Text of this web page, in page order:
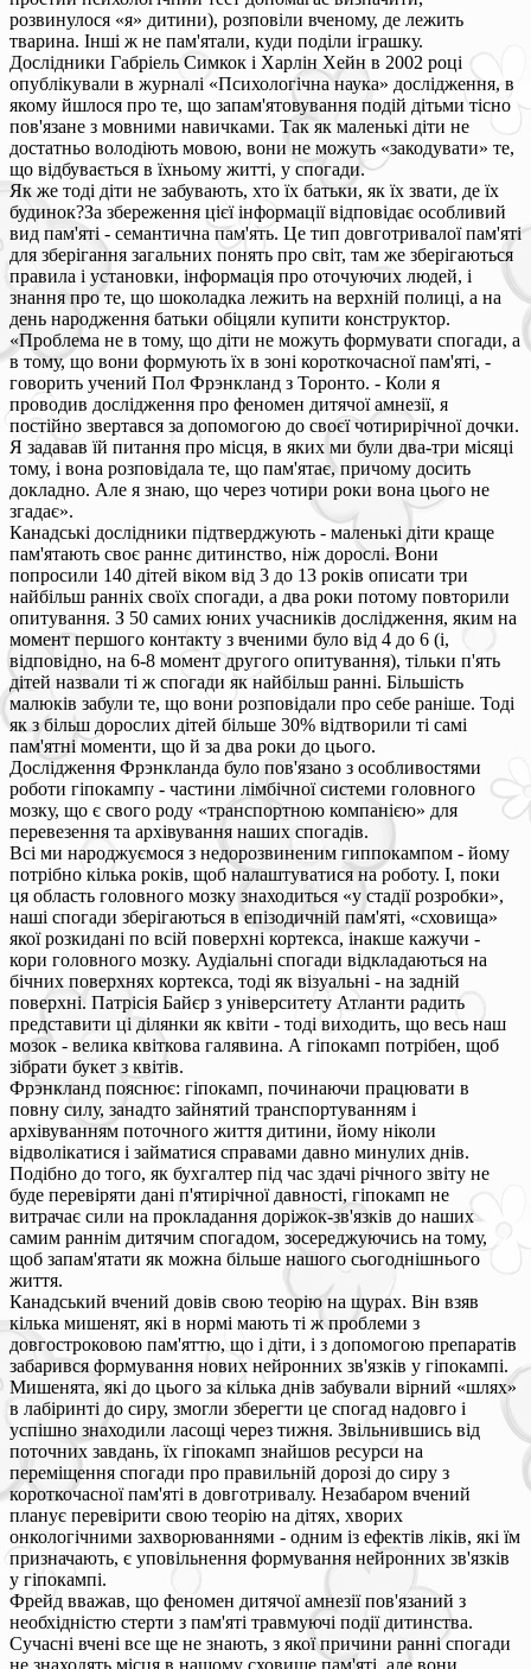
розвинулося «я» дитини), розповіли вченому, де лежить
тварина. Інші ж не пам'ятали, куди поділи іграшку.
Дослідники Габріель Симкок і Харлін Хейн в 2002 році
опублікували в журналі «Психологічна наука» дослідження, в
якому йшлося про те, що запам'ятовування подій дітьми тісно
пов'язане з мовними навичками. Так як маленькі діти не
достатньо володіють мовою, вони не можуть «закодувати» те,
що відбувається в їхньому житті, у спогади.
Як же тоді діти не забувають, хто їх батьки, як їх звати, де їх
будинок?За збереження цієї інформації відповідає особливий
вид пам'яті - семантична пам'ять. Це тип довготривалої пам'яті
для зберігання загальних понять про світ, там же зберігаються
правила і установки, інформація про оточуючих людей, і
знання про те, що шоколадка лежить на верхній полиці, а на
день народження батьки обіцяли купити конструктор.
«Проблема не в тому, що діти не можуть формувати спогади, а
в тому, що вони формують їх в зоні короткочасної пам'яті, -
говорить учений Пол Фрэнкланд з Торонто. - Коли я
проводив дослідження про феномен дитячої амнезії, я
постійно звертався за допомогою до своєї чотирирічної дочки.
Я задавав їй питання про місця, в яких ми були два-три місяці
тому, і вона розповідала те, що пам'ятає, причому досить
докладно. Але я знаю, що через чотири роки вона цього не
згадає».
Канадські дослідники підтверджують - маленькі діти краще
пам'ятають своє раннє дитинство, ніж дорослі. Вони
попросили 140 дітей віком від 3 до 13 років описати три
найбільш ранніх своїх спогади, а два роки потому повторили
опитування. З 50 самих юних учасників дослідження, яким на
момент першого контакту з вченими було від 4 до 6 (і,
відповідно, на 6-8 момент другого опитування), тільки п'ять
дітей назвали ті ж спогади як найбільш ранні. Більшість
малюків забули те, що вони розповідали про себе раніше. Тоді
як з більш дорослих дітей більше 30% відтворили ті самі
пам'ятні моменти, що й за два роки до цього.
Дослідження Фрэнкланда було пов'язано з особливостями
роботи гіпокампу - частини лімбічної системи головного
мозку, що є свого роду «транспортною компанією» для
перевезення та архівування наших спогадів.
Всі ми народжуємося з недорозвиненим гиппокампом - йому
потрібно кілька років, щоб налаштуватися на роботу. І, поки
ця область головного мозку знаходиться «у стадії розробки»,
наші спогади зберігаються в епізодичній пам'яті, «сховища»
якої розкидані по всій поверхні кортекса, інакше кажучи -
кори головного мозку. Аудіальні спогади відкладаються на
бічних поверхнях кортекса, тоді як візуальні - на задній
поверхні. Патрісія Байєр з університету Атланти радить
представити ці ділянки як квіти - тоді виходить, що весь наш
мозок - велика квіткова галявина. А гіпокамп потрібен, щоб
зібрати букет з квітів.
Фрэнкланд пояснює: гіпокамп, починаючи працювати в
повну силу, занадто зайнятий транспортуванням і
архівуванням поточного життя дитини, йому ніколи
відволікатися і займатися справами давно минулих днів.
Подібно до того, як бухгалтер під час здачі річного звіту не
буде перевіряти дані п'ятирічної давності, гіпокамп не
витрачає сили на прокладання доріжок-зв'язків до наших
самим раннім дитячим спогадом, зосереджуючись на тому,
щоб запам'ятати як можна більше нашого сьогоднішнього
життя.
Канадський вчений довів свою теорію на щурах. Він взяв
кілька мишенят, які в нормі мають ті ж проблеми з
довгостроковою пам'яттю, що і діти, і з допомогою препаратів
забарився формування нових нейронних зв'язків у гіпокампі.
Мишенята, які до цього за кілька днів забували вірний «шлях»
в лабіринті до сиру, змогли зберегти це спогад надовго і
успішно знаходили ласощі через тижня. Звільнившись від
поточних завдань, їх гіпокамп знайшов ресурси на
переміщення спогади про правильній дорозі до сиру з
короткочасної пам'яті в довготривалу. Незабаром вчений
планує перевірити свою теорію на дітях, хворих
онкологічними захворюваннями - одним із ефектів ліків, які їм
призначають, є уповільнення формування нейронних зв'язків
у гіпокампі.
Фрейд вважав, що феномен дитячої амнезії пов'язаний з
необхідністю стерти з пам'яті травмуючі події дитинства.
Сучасні вчені все ще не знають, з якої причини ранні спогади
не знаходять місця в нашому сховище пам'яті, але вони